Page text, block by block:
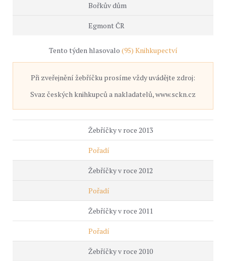
Bořkův dům
Egmont ČR
Tento týden hlasovalo (95) Knihkupectví
Při zveřejnění žebříčku prosíme vždy uvádějte zdroj:
Svaz českých knihkupců a nakladatelů, www.sckn.cz
Žebříčky v roce 2013
Pořadí
Žebříčky v roce 2012
Pořadí
Žebříčky v roce 2011
Pořadí
Žebříčky v roce 2010